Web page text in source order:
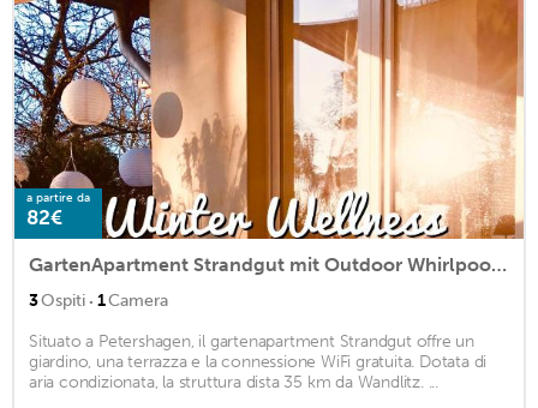
a partire da
82€
GartenApartment Strandgut mit Outdoor Whirlpool und Garten
3Ospiti · 1Camera
Situato a Petershagen, il gartenapartment Strandgut offre un
giardino, una terrazza e la connessione WiFi gratuita. Dotata di
aria condizionata, la struttura dista 35 km da Wandlitz. ...